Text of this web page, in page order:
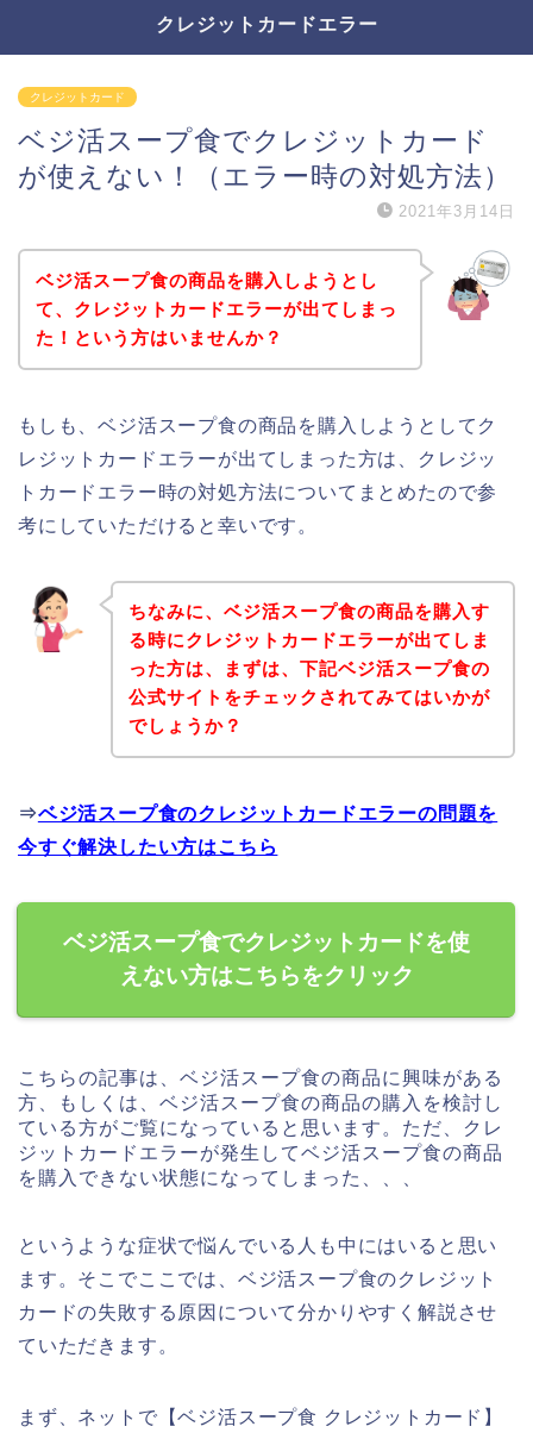
クレジットカードエラー
クレジットカード
ベジ活スープ食でクレジットカード
が使えない！（エラー時の対処方法）
2021年3月14日
ベジ活スープ食の商品を購入しようとし
て、クレジットカードエラーが出てしまっ
た！という方はいませんか？
もしも、ベジ活スープ食の商品を購入しようとしてク
レジットカードエラーが出てしまった方は、クレジッ
トカードエラー時の対処方法についてまとめたので参
考にしていただけると幸いです。
ちなみに、ベジ活スープ食の商品を購入す
る時にクレジットカードエラーが出てしま
った方は、まずは、下記ベジ活スープ食の
公式サイトをチェックされてみてはいかが
でしょうか？
⇒ベジ活スープ食のクレジットカードエラーの問題を
今すぐ解決したい方はこちら
ベジ活スープ食でクレジットカードを使
えない方はこちらをクリック
こちらの記事は、ベジ活スープ食の商品に興味がある
方、もしくは、ベジ活スープ食の商品の購入を検討し
ている方がご覧になっていると思います。ただ、クレ
ジットカードエラーが発生してベジ活スープ食の商品
を購入できない状態になってしまった、、、
というような症状で悩んでいる人も中にはいると思い
ます。そこでここでは、ベジ活スープ食のクレジット
カードの失敗する原因について分かりやすく解説させ
ていただきます。
まず、ネットで【ベジ活スープ食 クレジットカード】